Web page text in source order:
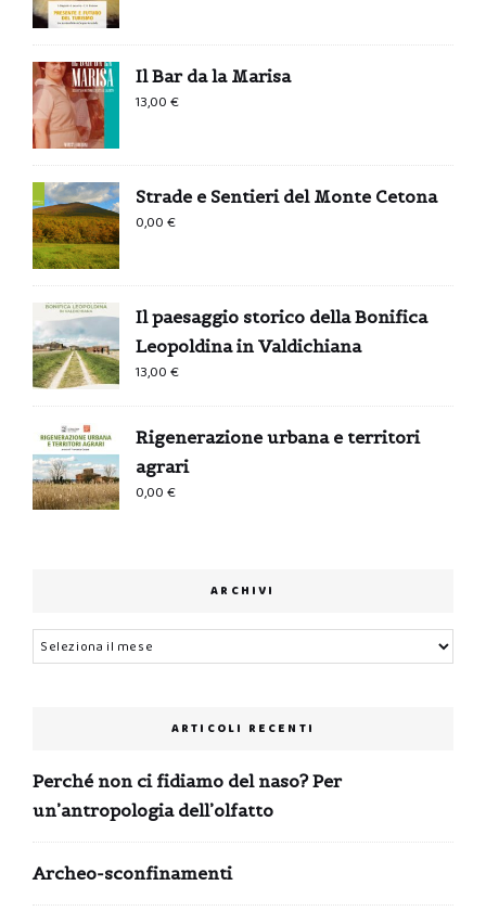
Il Bar da la Marisa
13,00€
Strade e Sentieri del Monte Cetona
0,00€
Il paesaggio storico della Bonifica
Leopoldina in Valdichiana
13,00€
Rigenerazione urbana e territori
agrari
0,00€
ARCHIVI
Archivi
ARTICOLI RECENTI
Perché non ci fidiamo del naso? Per
un’antropologia dell’olfatto
Archeo-sconfinamenti